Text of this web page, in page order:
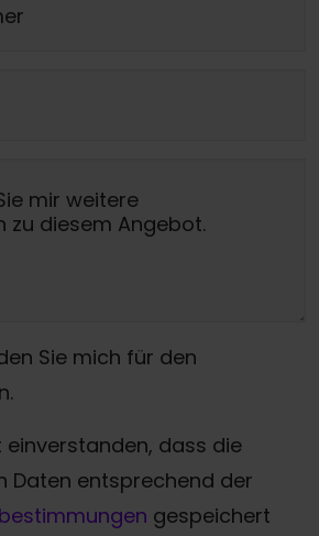
Sie mich für den
dass die
Daten entsprechend der
gespeichert